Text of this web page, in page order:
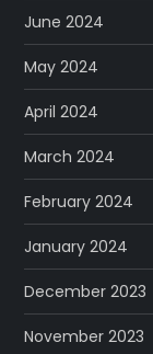
June 2024
May 2024
April 2024
March 2024
February 2024
January 2024
December 2023
November 2023